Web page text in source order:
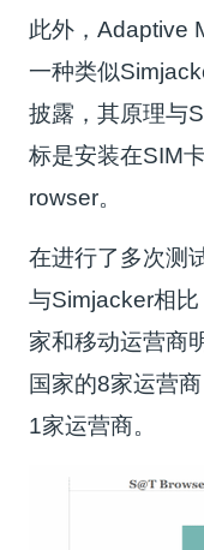
此外，Adaptive
一种类似
披露，其原理与
标是安装在SIM
rowser。
在进行了多次测
与Simjacker相
家和移动运营
国家的8家运营
1家运营商。